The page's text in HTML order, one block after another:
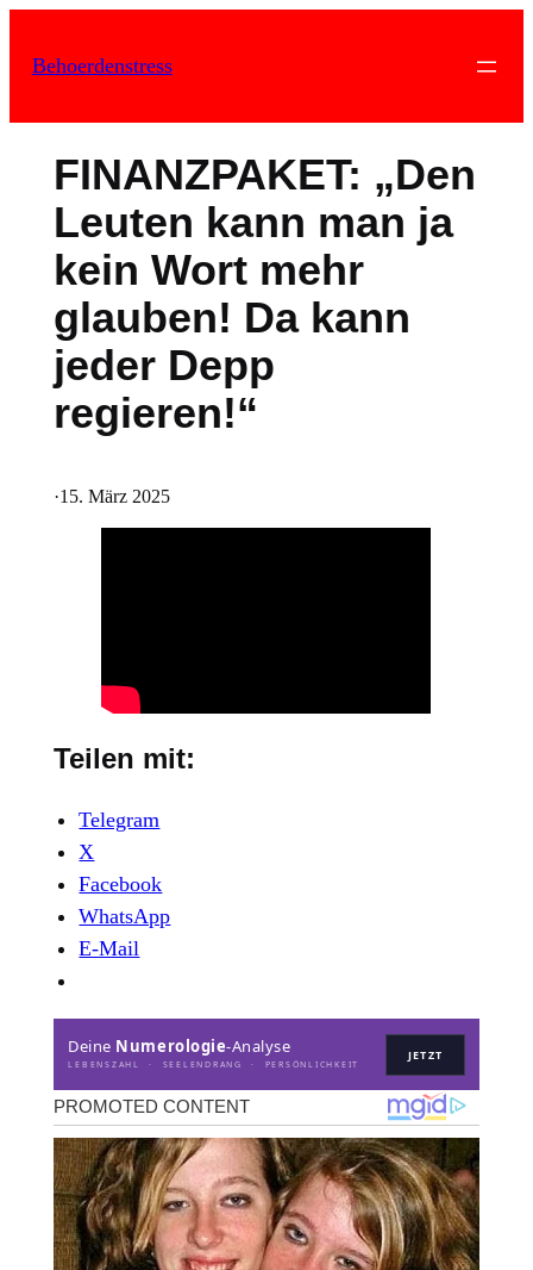
Inhalt
Behoerdenstress
FINANZPAKET: „Den
Leuten kann man ja
kein Wort mehr
glauben! Da kann
jeder Depp
regieren!“
·15. März 2025
Teilen mit:
Telegram
X
Facebook
WhatsApp
E-Mail
Deine Numerologie-Analyse
LEBENSZAHL · SEELENDRANG · PERSÖNLICHKEIT
JETZT